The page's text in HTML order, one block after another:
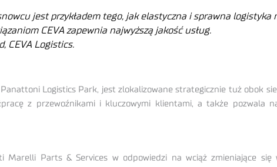
jest przykładem tego, jak elastyczna i sprawna logistyka
CEVA zapewnia najwyższą jakość usług.
CEVA Logistics.
Logistics Park, jest zlokalizowane strategicznie tuż obok
z przewoźnikami i kluczowymi klientami, a także pozwala
Parts & Services w odpowiedzi na wciąż zmieniające się